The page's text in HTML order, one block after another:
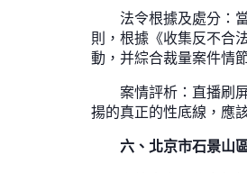
法令根據及處分：
則，根據《收集反不合
動，并綜合裁量案件情
案情評析：直播刷
揚的真正的性底線，應
六、北京市石景山